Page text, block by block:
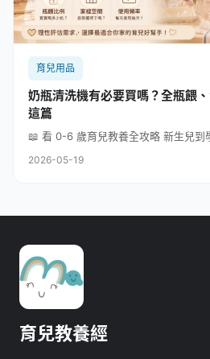
育兒用品
奶瓶清洗機有必要買嗎？全瓶餵
這篇
📖 看 0-6 歲育兒教養全攻略 新生兒到
2026-05-19
育兒教養經